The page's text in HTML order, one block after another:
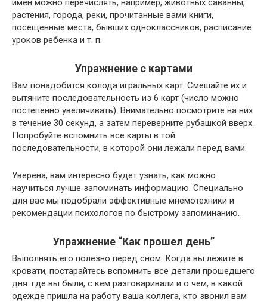
имен можно перечислять, например, животных саванны,
растения, города, реки, прочитанные вами книги,
посещенные места, бывших одноклассников, расписание
уроков ребенка и т. п.
Упражнение с картами
Вам понадобится колода игральных карт. Смешайте их и
вытяните последовательность из 6 карт (число можно
постепенно увеличивать). Внимательно посмотрите на них
в течение 30 секунд, а затем переверните рубашкой вверх.
Попробуйте вспомнить все карты в той
последовательности, в которой они лежали перед вами.
Уверена, вам интересно будет узнать, как можно
научиться лучше запоминать информацию. Специально
для вас мы подобрали эффективные мнемотехники и
рекомендации психологов по быстрому запоминанию.
Упражнение “Как прошел день”
Выполнять его полезно перед сном. Когда вы лежите в
кровати, постарайтесь вспомнить все детали прошедшего
дня: где вы были, с кем разговаривали и о чем, в какой
одежде пришла на работу ваша коллега, кто звонил вам